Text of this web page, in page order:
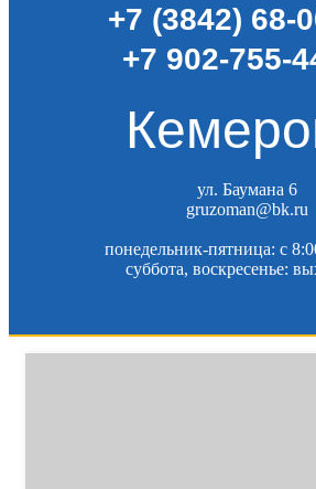
+7 (3842) 68-
+7 902-755-
ул. Баумана 6
gruzoman@bk.ru
понедельник-пятница: c
суббота, воскресенье: